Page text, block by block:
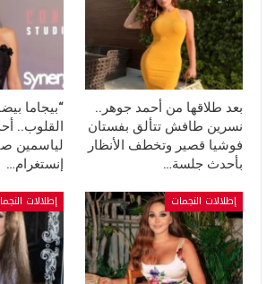
بعد طلاقها من أحمد جوهر..
نسرين طافش تتألق بفستان
فوشيا قصير وتخطف الأنظار
بأحدث جلسة…
“بيجاما
القلوب..
لياسمين
إنستغرام…
إطلالات النجمات إطلالات